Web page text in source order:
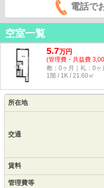
電話で
空室一覧
5.7万円
(管理費・共益費
敷：0ヶ月｜礼：0ヶ
1階 / 1K / 21.60㎡
所在地
交通
賃料
管理費等